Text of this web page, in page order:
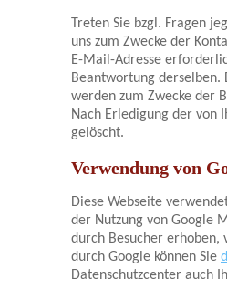
Treten Sie bzgl. Fragen
uns zum Zwecke der
E-Mail-Adresse
Beantwortung
werden zum Zwecke der
Nach Erledigung der von
gelöscht.
Verwendung von
Diese Webseite
der Nutzung von Google
durch Besucher
durch Google können Sie
Datenschutzcenter auch